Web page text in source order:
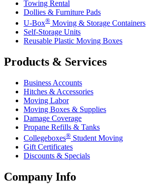
Towing Rental
Dollies & Furniture Pads
U-Box® Moving & Storage Containers
Self-Storage Units
Reusable Plastic Moving Boxes
Products & Services
Business Accounts
Hitches & Accessories
Moving Labor
Moving Boxes & Supplies
Damage Coverage
Propane Refills & Tanks
Collegeboxes® Student Moving
Gift Certificates
Discounts & Specials
Company Info